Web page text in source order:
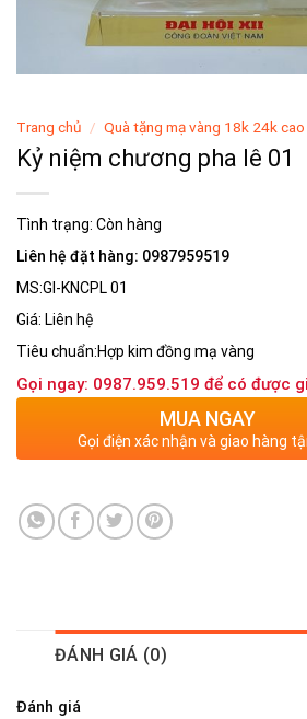
Trang chủ / Quà tặng mạ vàng 18k 24k cao
Kỷ niệm chương pha lê 01
Tình trạng: Còn hàng
Liên hệ đặt hàng: 0987959519
MS:GI-KNCPL 01
Giá: Liên hệ
Tiêu chuẩn:Hợp kim đồng mạ vàng
Gọi ngay: 0987.959.519 để có được
MUA NGAY
Gọi điện xác nhận và giao hàng
ĐÁNH GIÁ (0)
Đánh giá